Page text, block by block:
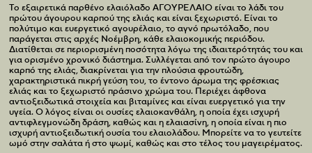
Το εξαιρετικά παρθένο ελαιόλαδο ΑΓΟΥΡΕΛΑΙΟ είναι το λάδι του
πρώτου άγουρου καρπού της ελιάς και είναι ξεχωριστό. Είναι το
πολύτιμο και ευεργετικό αγουρέλαιο, το αγνό πρωτόλαδο, που
παράγεται στις αρχές Νοέμβρη, κάθε ελαιοκομικής περιόδου.
Διατίθεται σε περιορισμένη ποσότητα λόγω της ιδιαιτερότητάς του και
για ορισμένο χρονικό διάστημα. Συλλέγεται από τον πρώτο άγουρο
καρπό της ελιάς, διακρίνεται για την πλούσια φρουτώδη,
χαρακτηριστικά πικρή γεύση του, το έντονο άρωμα της φρέσκιας
ελιάς και το ξεχωριστό πράσινο χρώμα του. Περιέχει άφθονα
αντιοξειδωτικά στοιχεία και βιταμίνες και είναι ευεργετικό για την
υγεία. Ο λόγος είναι οι ουσίες ελαιοκανθάλη, η οποία έχει ισχυρή
αντιφλεγμονώδη δράση, καθώς και η ελαιασίνη, η οποία είναι η πιο
ισχυρή αντιοξειδωτική ουσία του ελαιολάδου. Μπορείτε να το γευτείτε
ωμό στην σαλάτα ή στο ψωμί, καθώς και στο τέλος του μαγειρέματος.